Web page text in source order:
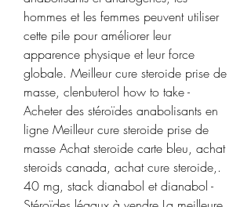
hommes et les femmes peuvent utiliser
cette pile pour améliorer leur
apparence physique et leur force
globale. Meilleur cure steroide prise de
masse, clenbuterol how to take -
Acheter des stéroïdes anabolisants en
ligne Meilleur cure steroide prise de
masse Achat steroide carte bleu, achat
steroids canada, achat cure steroide,.
40 mg, stack dianabol et dianabol -